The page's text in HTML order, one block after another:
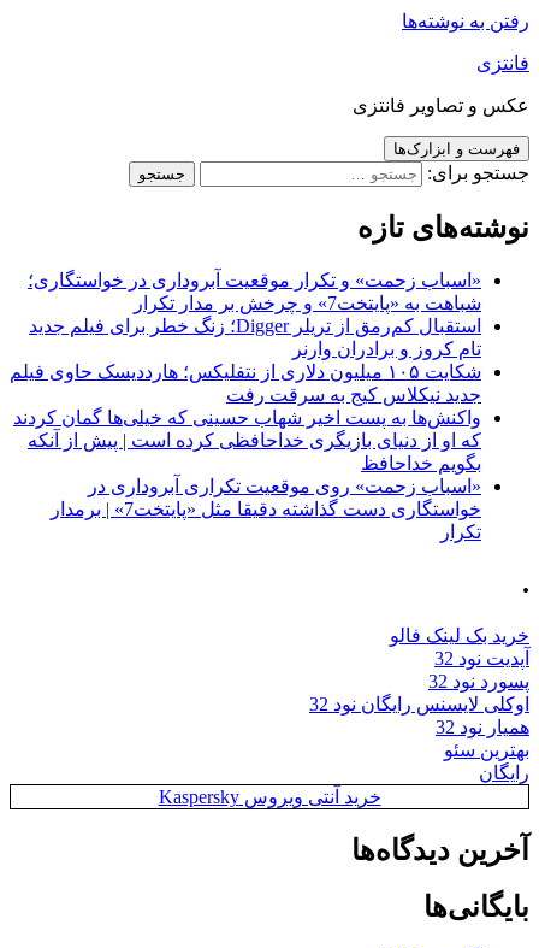
رفتن به نوشته‌ها
فانتزی
عکس و تصاویر فانتزی
فهرست و ابزارک‌ها
جستجو برای:
نوشته‌های تازه
«اسباب زحمت» و تکرار موقعیت آبروداری در خواستگاری؛
شباهت به «پایتخت7» و چرخش بر مدار تکرار
استقبال کم‌رمق از تریلر Digger؛ زنگ خطر برای فیلم جدید
تام کروز و برادران وارنر
شکایت ۱۰۵ میلیون دلاری از نتفلیکس؛ هارددیسک حاوی فیلم
جدید نیکلاس کیج به سرقت رفت
واکنش‌ها به پست اخیر شهاب حسینی که خیلی‌ها گمان کردند
که او از دنیای بازیگری خداحافظی کرده است | پیش از آنکه
بگویم خداحافظ
«اسباب زحمت» روی موقعیت تکراری آبروداری در
خواستگاری دست گذاشته دقیقا مثل «پایتخت7» | برمدار
تکرار
.
خرید بک لینک فالو
آپدیت نود 32
پسورد نود 32
اوکلی لایسنس رایگان نود 32
همیار نود 32
بهترین سئو
رایگان
خرید آنتی ویروس Kaspersky
آخرین دیدگاه‌ها
بایگانی‌ها